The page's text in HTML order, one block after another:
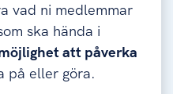
vad ni medlemmar
ska hända i
att påverka
på eller göra.